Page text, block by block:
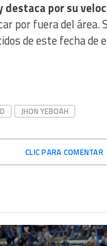
por su
por fuera del área.
de este fecha de
JHON YEBOAH
CLIC PARA COMENTAR